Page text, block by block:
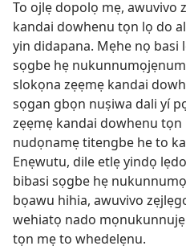
To ojlẹ dopolọ mẹ, awuvivo
kandai dowhenu tọn lọ do
yin didapana. Mẹhe nọ
sọgbe hẹ
slokọna zẹẹmẹ kandai
sọgan gbọn nuṣiwa dali yí
zẹẹmẹ kandai dowhenu
nudọnamẹ titengbe he to
Enẹwutu, dile etlẹ yindọ
bibasi sọgbe hẹ
bọawu hihia, awuvivo
wehiatọ nado
tọn mẹ to whedelẹnu.